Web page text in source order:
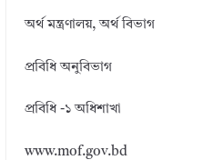
অর্থ মন্ত্রণালয়, অর্থ বিভাগ
প্রবিধি অনুবিভাগ
প্রবিধি -১ অধিশাখা
www.mof.gov.bd